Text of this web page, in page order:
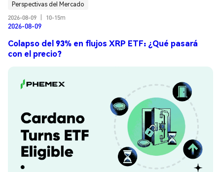
Perspectivas del Mercado
2026-08-09
10-15m
2026-08-09
Colapso del 93% en flujos XRP ETF: ¿Qué pasará
con el precio?